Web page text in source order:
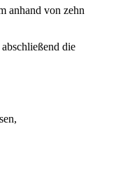
anhand von zehn
die